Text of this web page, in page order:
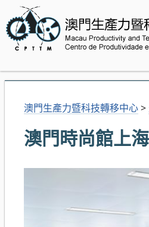
澳門生產力暨科技轉移中心>
澳門時尚館上